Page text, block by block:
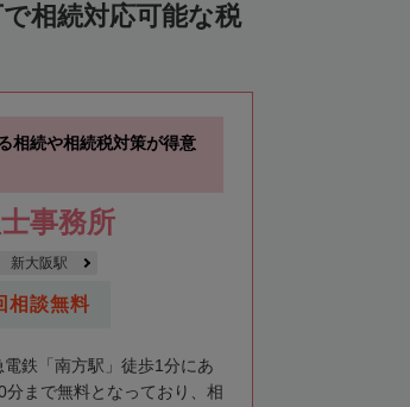
相続対応可能な税
相続や相続税対策が得意
事務所
新大阪駅
相談無料
鉄「南方駅」徒歩1分にあ
まで無料となっており、相